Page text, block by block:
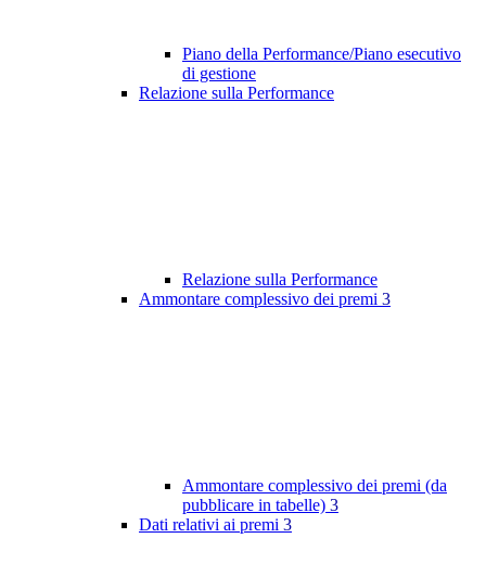
Piano della Performance/Piano esecutivo
di gestione
Relazione sulla Performance
Relazione sulla Performance
Ammontare complessivo dei premi 3
Ammontare complessivo dei premi (da
pubblicare in tabelle) 3
Dati relativi ai premi 3